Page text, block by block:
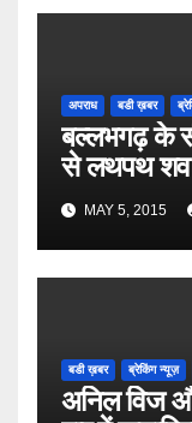
अपराध बडी ख़बर
बल्लभगढ़ के
से लथपथ शव
MAY 5, 2015
बडी ख़बर ब्रेकिंग न्यूज़
अनिल विज